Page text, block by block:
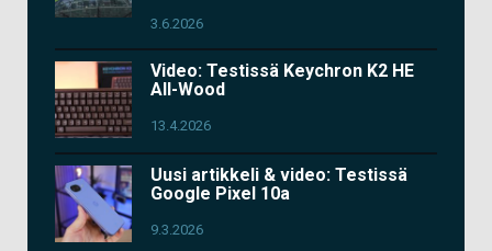
3.6.2026
Video: Testissä Keychron K2 HE
All-Wood
13.4.2026
Uusi artikkeli & video: Testissä
Google Pixel 10a
9.3.2026